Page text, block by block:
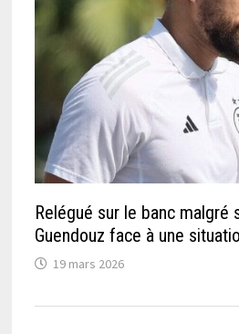
Relégué sur le banc malgré
Guendouz face à une
19 mars 2026